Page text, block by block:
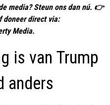
media? Steun ons dan nú. 👉
direct via:
Media.
is van Trump
anders